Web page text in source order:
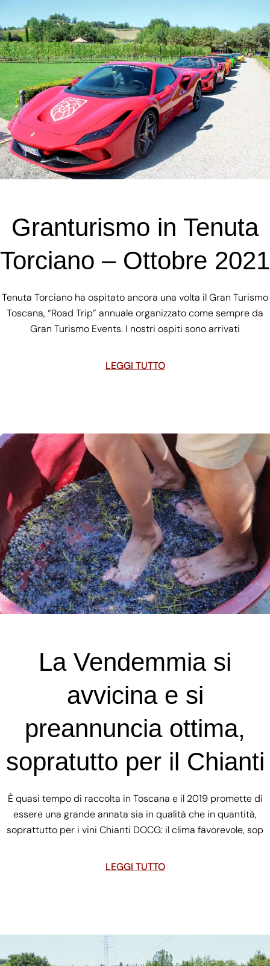
Granturismo in Tenuta
Torciano – Ottobre 2021
Tenuta Torciano ha ospitato ancora una volta il Gran Turismo
Toscana, “Road Trip” annuale organizzato come sempre da
Gran Turismo Events. I nostri ospiti sono arrivati
LEGGI TUTTO
La Vendemmia si
avvicina e si
preannuncia ottima,
sopratutto per il Chianti
È quasi tempo di raccolta in Toscana e il 2019 promette di
essere una grande annata sia in qualità che in quantità,
soprattutto per i vini Chianti DOCG: il clima favorevole, sop
LEGGI TUTTO